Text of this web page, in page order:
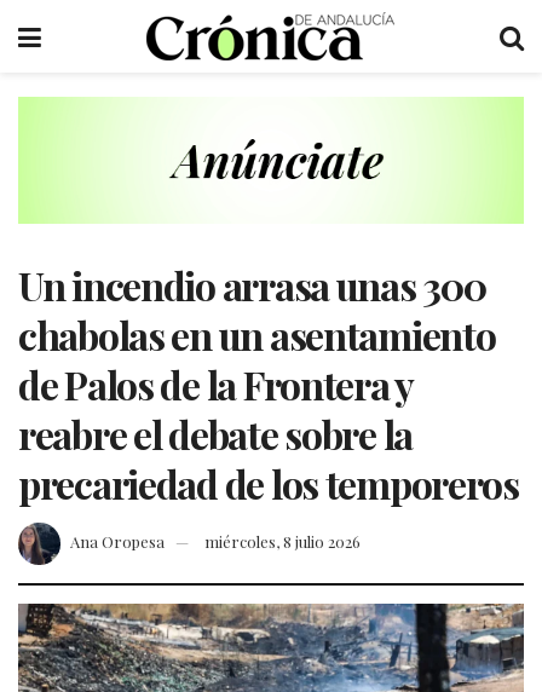
Un incendio arrasa unas 300
chabolas en un asentamiento
de Palos de la Frontera y
reabre el debate sobre la
precariedad de los temporeros
Ana Oropesa miércoles, 8 julio 2026